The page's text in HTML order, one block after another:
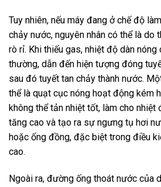
Tuy nhiên, nếu máy đang ở chế độ
chảy nước, nguyên nhân có thể là do
rò rỉ. Khi thiếu gas, nhiệt độ dàn
thường, dẫn đến hiện tượng đóng
sau đó tuyết tan chảy thành nước.
thể là quạt cục nóng hoạt động kém
không thể tản nhiệt tốt, làm cho
tăng cao và tạo ra sự ngưng tụ hơi
hoặc ống đồng, đặc biệt trong điều
cao.
Ngoài ra, đường ống thoát nước của